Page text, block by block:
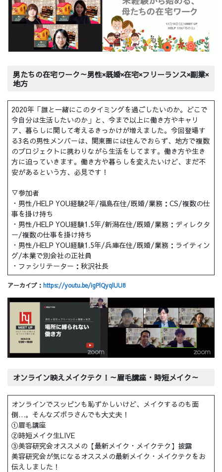
男たちの在宅ワーク～男性×既婚×在宅×フリーランス×副業×
地方
2020年「誰と一緒にこのタイミングを過ごしたいのか。どこで
今自分は生活したいのか」と、今まで以上に働き方やキャリ
ア、暮らしに関して考えるきっかけが増えました。今回登場す
る3名の男性メンバーは、関東圏には住んでおらず、地方で複数
のプロジェクトに携わりながら生活をしてます。働き方や生き
方に迫っていきます。働き方や暮らしを変えたいけど、まだ不
安があるという方、必見です！
▽参加者
・男性/HELP YOU経験2年/福島在住/既婚/業務：CS/複数の仕
事を掛け持ち
・男性/HELP YOU経験1.5年/新潟在住/既婚/業務：ディレクタ
ー/複数の仕事を掛け持ち
・男性/HELP YOU経験1.5年/兵庫在住/既婚/業務：ライティン
グ/本業で別会社の正社員
・ファシリテーター：秋沢社長
アーカイブ： https://youtu.be/igPlQyqlUU8
オンライン映えメイクテク！～眉毛講座・時短メイク～
オンラインでスッピンも恥ずかしいけど、メイクするのも面
倒…。そんなズボラさんでも大丈夫！
①眉毛講座
②時短メイク生LIVE
③美容研究会オススメの【最新メイク・メイクテク】披露
美容研究会が気になるオススメの最新メイク・メイクテクをお
伝えしました！